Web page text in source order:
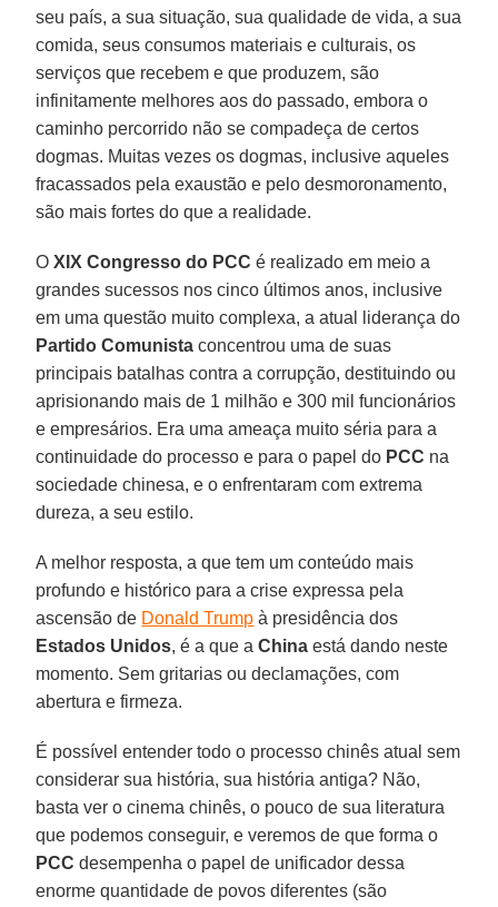
seu país, a sua situação, sua qualidade de vida, a sua
comida, seus consumos materiais e culturais, os
serviços que recebem e que produzem, são
infinitamente melhores aos do passado, embora o
caminho percorrido não se compadeça de certos
dogmas. Muitas vezes os dogmas, inclusive aqueles
fracassados pela exaustão e pelo desmoronamento,
são mais fortes do que a realidade.
OXIX Congresso do PCC é realizado em meio a
grandes sucessos nos cinco últimos anos, inclusive
em uma questão muito complexa, a atual liderança do
Partido Comunista concentrou uma de suas
principais batalhas contra a corrupção, destituindo ou
aprisionando mais de 1 milhão e 300 mil funcionários
e empresários. Era uma ameaça muito séria para a
continuidade do processo e para o papel do PCC na
sociedade chinesa, e o enfrentaram com extrema
dureza, a seu estilo.
A melhor resposta, a que tem um conteúdo mais
profundo e histórico para a crise expressa pela
ascensão de Donald Trump à presidência dos
Estados Unidos, é a que aChina está dando neste
momento. Sem gritarias ou declamações, com
abertura e firmeza.
É possível entender todo o processo chinês atual sem
considerar sua história, sua história antiga? Não,
basta ver o cinema chinês, o pouco de sua literatura
que podemos conseguir, e veremos de que forma o
PCC desempenha o papel de unificador dessa
enorme quantidade de povos diferentes (são